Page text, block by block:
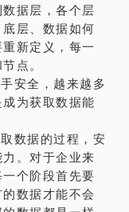
据层，各个层
层、数据如何
新定义，每一
点。
安全，越来越多
为获取数据能
数据的过程，安
。对于企业来
个阶段首先要
数据才能不会